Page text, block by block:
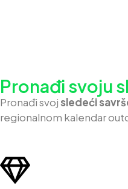
Pronađi svoju
Pronađi svojsledeći
regionalnom kalendar